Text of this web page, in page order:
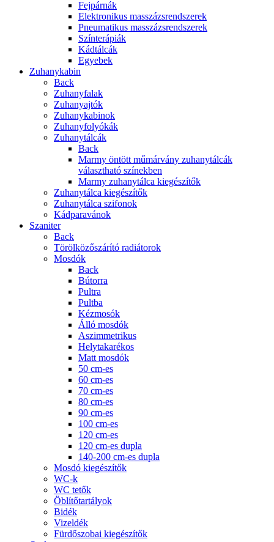
Fejpárnák
Elektronikus masszázsrendszerek
Pneumatikus masszázsrendszerek
Színterápiák
Kádtálcák
Egyebek
Zuhanykabin
Back
Zuhanyfalak
Zuhanyajtók
Zuhanykabinok
Zuhanyfolyókák
Zuhanytálcák
Back
Marmy öntött műmárvány zuhanytálcák
választható színekben
Marmy zuhanytálca kiegészítők
Zuhanytálca kiegészítők
Zuhanytálca szifonok
Kádparavánok
Szaniter
Back
Törölközőszárító radiátorok
Mosdók
Back
Bútorra
Pultra
Pultba
Kézmosók
Álló mosdók
Aszimmetrikus
Helytakarékos
Matt mosdók
50 cm-es
60 cm-es
70 cm-es
80 cm-es
90 cm-es
100 cm-es
120 cm-es
120 cm-es dupla
140-200 cm-es dupla
Mosdó kiegészítők
WC-k
WC tetők
Öblítőtartályok
Bidék
Vizeldék
Fürdőszobai kiegészítők